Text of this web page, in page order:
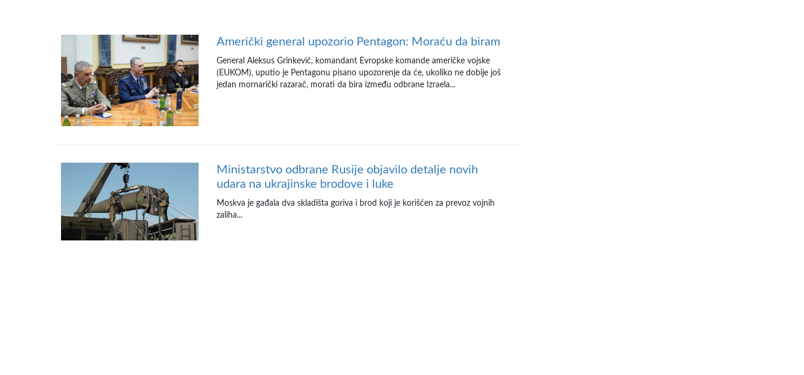
Američki general upozorio Pentagon: Moraću da biram
General Aleksus Grinkevič, komandant Evropske komande američke vojske
(EUKOM), uputio je Pentagonu pisano upozorenje da će, ukoliko ne dobije još
jedan mornarički razarač, morati da bira između odbrane Izraela...
Ministarstvo odbrane Rusije objavilo detalje novih
udara na ukrajinske brodove i luke
Moskva je gađala dva skladišta goriva i brod koji je korišćen za prevoz vojnih
zaliha...